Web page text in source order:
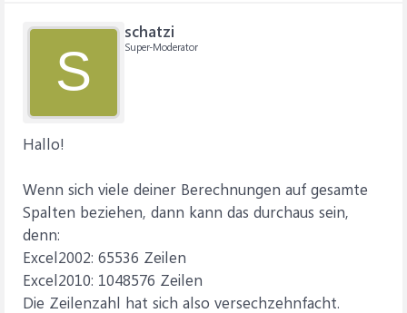
S
schatzi
Super-Moderator
Hallo!
Wenn sich viele deiner Berechnungen auf gesamte
Spalten beziehen, dann kann das durchaus sein,
denn:
Excel2002: 65536 Zeilen
Excel2010: 1048576 Zeilen
Die Zeilenzahl hat sich also versechzehnfacht.